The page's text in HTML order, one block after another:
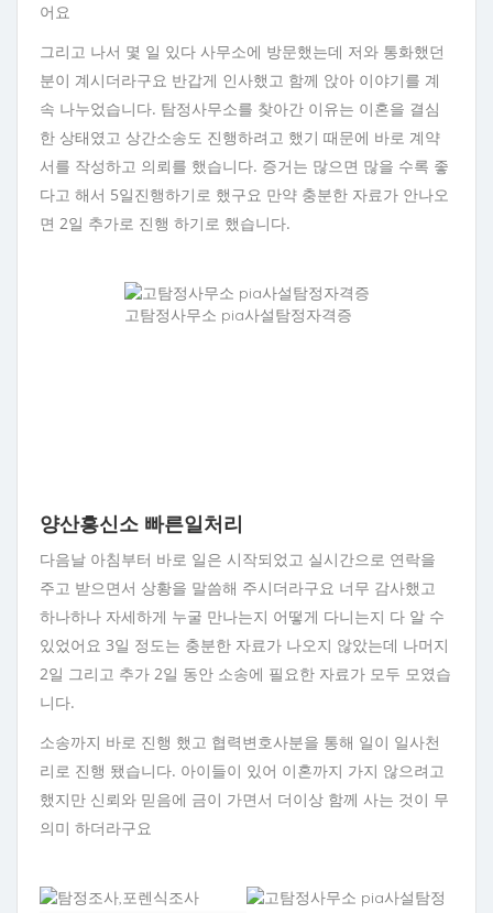
어요
그리고 나서 몇 일 있다 사무소에 방문했는데 저와 통화했던
분이 계시더라구요 반갑게 인사했고 함께 앉아 이야기를 계
속 나누었습니다. 탐정사무소를 찾아간 이유는 이혼을 결심
한 상태였고 상간소송도 진행하려고 했기 때문에 바로 계약
서를 작성하고 의뢰를 했습니다. 증거는 많으면 많을 수록 좋
다고 해서 5일진행하기로 했구요 만약 충분한 자료가 안나오
면 2일 추가로 진행 하기로 했습니다.
고탐정사무소 pia사설탐정자격증
양산흥신소 빠른일처리
다음날 아침부터 바로 일은 시작되었고 실시간으로 연락을
주고 받으면서 상황을 말씀해 주시더라구요 너무 감사했고
하나하나 자세하게 누굴 만나는지 어떻게 다니는지 다 알 수
있었어요 3일 정도는 충분한 자료가 나오지 않았는데 나머지
2일 그리고 추가 2일 동안 소송에 필요한 자료가 모두 모였습
니다.
소송까지 바로 진행 했고 협력변호사분을 통해 일이 일사천
리로 진행 됐습니다. 아이들이 있어 이혼까지 가지 않으려고
했지만 신뢰와 믿음에 금이 가면서 더이상 함께 사는 것이 무
의미 하더라구요